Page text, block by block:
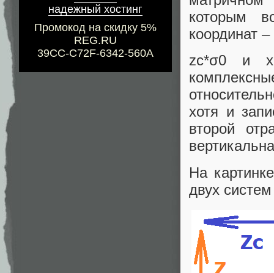
надежный хостинг
Промокод на скидку 5%
REG.RU
39CC-C72F-6342-560A
которым
координат
zc*σ0 и
хотя и
второй
На
двух